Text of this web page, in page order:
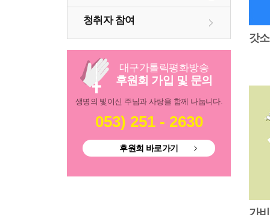
청취자 참여
대구가톨릭평화방송
후원회 가입 및 문의
생명의 빛이신 주님과 사랑을 함께 나눕니다.
053) 251 - 2630
후원회 바로가기
갓